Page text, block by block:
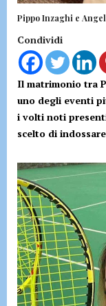
Pippo Inzaghi e
Condividi
Il matrimonio tra
uno degli eventi
i volti noti
scelto di